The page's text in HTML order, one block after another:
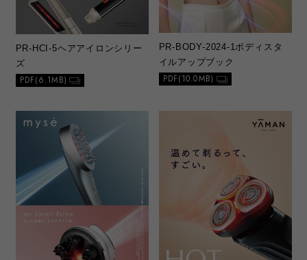
PR-HCI-5ヘアアイロンシリー
ズ
PDF(6.1MB)
PR-BODY-2024-1ボディスタ
イルアップブック
PDF(10.0MB)